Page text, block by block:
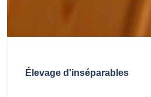
Élevage d'inséparables